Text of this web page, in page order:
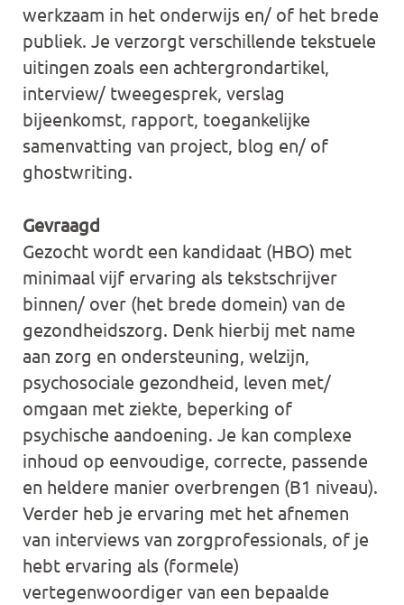
werkzaam in het onderwijs en/ of het brede
publiek. Je verzorgt verschillende tekstuele
uitingen zoals een achtergrondartikel,
interview/ tweegesprek, verslag
bijeenkomst, rapport, toegankelijke
samenvatting van project, blog en/ of
ghostwriting.
Gevraagd
Gezocht wordt een kandidaat (HBO) met
minimaal vijf ervaring als tekstschrijver
binnen/ over (het brede domein) van de
gezondheidszorg. Denk hierbij met name
aan zorg en ondersteuning, welzijn,
psychosociale gezondheid, leven met/
omgaan met ziekte, beperking of
psychische aandoening. Je kan complexe
inhoud op eenvoudige, correcte, passende
en heldere manier overbrengen (B1 niveau).
Verder heb je ervaring met het afnemen
van interviews van zorgprofessionals, of je
hebt ervaring als (formele)
vertegenwoordiger van een bepaalde